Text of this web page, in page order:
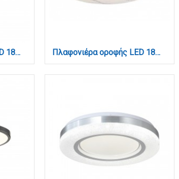
Πλαφονιέρα οροφής LED 18W 3CCT (by switch on base) σε μαύρη απόχρωση D:23x2,5cm (42036-E-Black) Πλαφονιέρα οροφής LED 18W 4cct από λευκό ακρυλικό D:30cm (42050-C-Λευκό)